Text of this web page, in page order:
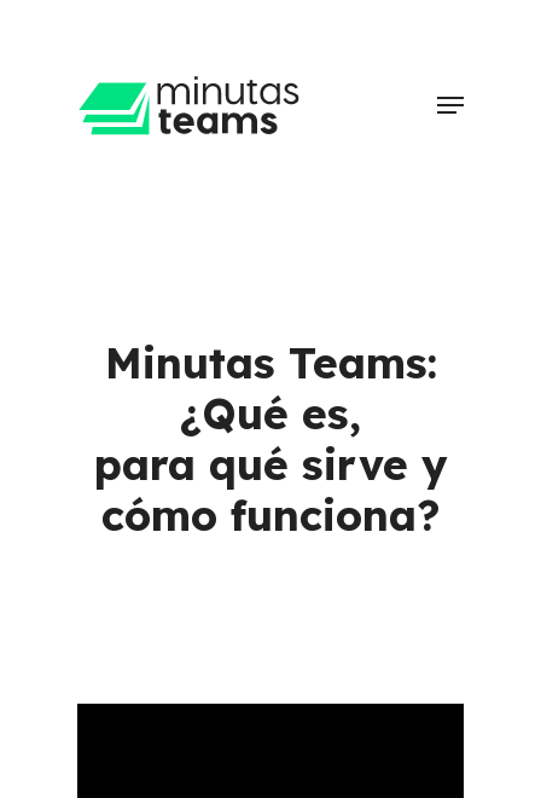
content
Menu
Minutas Teams:
¿Qué es,
para qué sirve y
cómo funciona?